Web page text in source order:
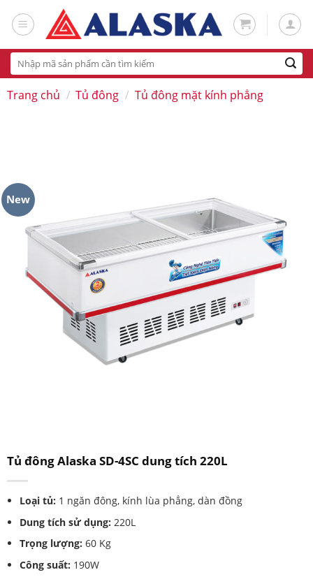
Tìm
kiếm:
Trang chủ / Tủ đông / Tủ đông mặt kính phẳng
New
Tủ đông Alaska SD-4SC dung tích 220L
Loại tủ: 1 ngăn đông, kính lùa phẳng, dàn đồng
Dung tích sử dụng: 220L
Trọng lượng: 60 Kg
Công suất: 190W